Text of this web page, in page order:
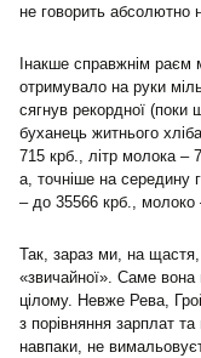
не говорить абсолютно
Інакше справжнім
отримувало на руки
сягнув рекордної
буханець житнього
715 крб., літр молока –
а, точніше на середину
– до 35566 крб., молоко
Так, зараз ми, на щастя,
«звичайної». Саме вона
цілому. Невже Рева,
з порівняння зарплат
навпаки, не